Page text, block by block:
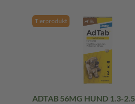
Tierprodukt
ADTAB 56MG HUND 1.3-